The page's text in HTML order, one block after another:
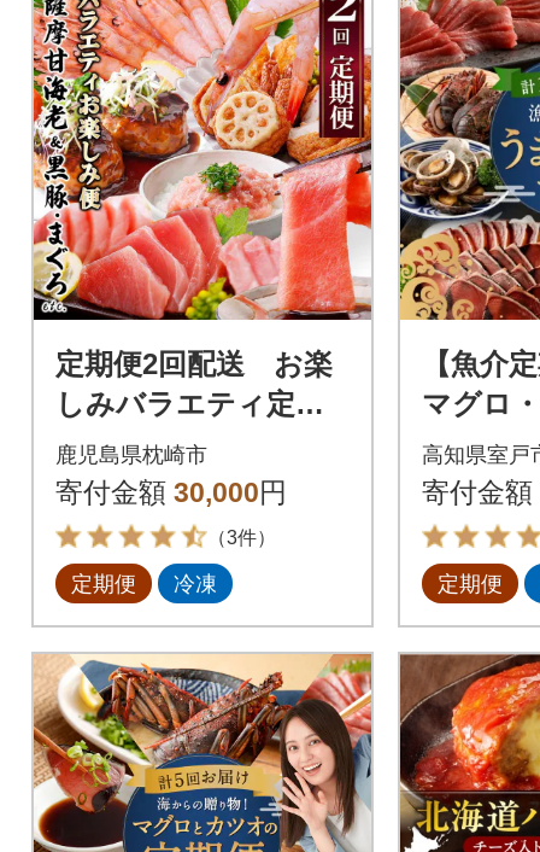
定期便2回配送 お楽
しみバラエティ定期
便(鹿児島県産黒豚・
鮪etc) DD-6008
鹿児島県枕崎市
寄付金額 30,000円
（3件）
定期便 冷凍
【魚介
マグロ
かつお
介類加
セット
高知県室戸
寄付金額
定期便